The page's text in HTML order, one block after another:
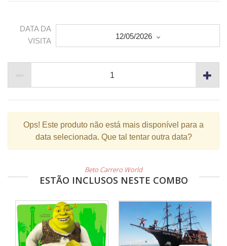
DATA DA
VISITA
12/05/2026
Ops! Este produto não está mais disponível para a
data selecionada. Que tal tentar outra data?
Beto Carrero World
ESTÃO INCLUSOS NESTE COMBO